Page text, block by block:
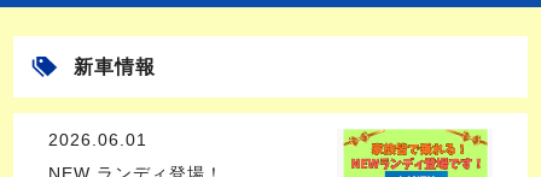
新車情報
2026.06.01